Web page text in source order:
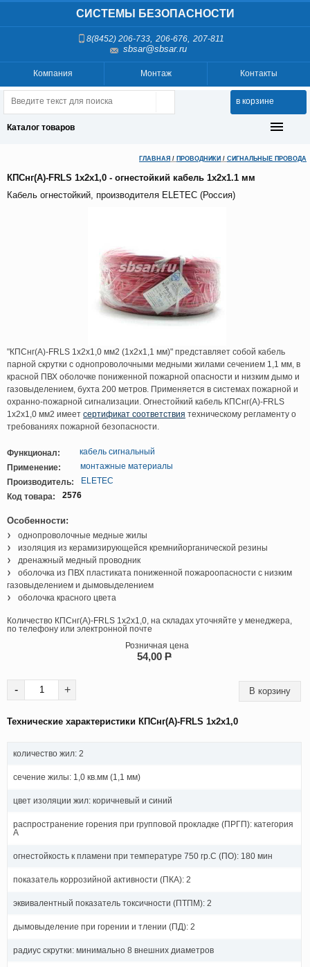
СИСТЕМЫ БЕЗОПАСНОСТИ
8(8452) 206-733, 206-676, 207-811
sbsar@sbsar.ru
Контакты
Монтаж
Компания
в корзине
Каталог товаров
ГЛАВНАЯ / ПРОВОДНИКИ / СИГНАЛЬНЫЕ ПРОВОДА
КПСнг(А)-FRLS 1х2х1,0 - огнестойкий кабель 1x2x1.1 мм
Кабель огнестойкий, производителя ELETEC (Россия)
"КПСнг(А)-FRLS 1х2х1,0 мм2 (1x2x1,1 мм)" представляет собой кабель
парной скрутки с однопроволочными медными жилами сечением 1,1 мм, в
красной ПВХ оболочке пониженной пожарной опасности и низким дымо и
газовыделением, бухта 200 метров. Применяется в системах пожарной и
охранно-пожарной сигнализации. Огнестойкий кабель КПСнг(А)-FRLS
1х2х1,0 мм2 имеет сертификат соответствия техническому регламенту о
требованиях пожарной безопасности.
Функционал:
кабель сигнальный
Применение:
монтажные материалы
Производитель:
ELETEC
Код товара:
2576
Особенности:
однопроволочные медные жилы
изоляция из керамизирующейся кремнийорганической резины
дренажный медный проводник
оболочка из ПВХ пластиката пониженной пожароопасности с низким
газовыделением и дымовыделением
оболочка красного цвета
Количество КПСнг(А)-FRLS 1х2х1,0, на складах уточняйте у менеджера,
по телефону или электронной почте
Розничная цена
54,00 P
- +
Технические характеристики КПСнг(А)-FRLS 1х2х1,0
количество жил: 2
сечение жилы: 1,0 кв.мм (1,1 мм)
цвет изоляции жил: коричневый и синий
распространение горения при групповой прокладке (ПРГП): категория
А
огнестойкость к пламени при температуре 750 гр.С (ПО): 180 мин
показатель коррозийной активности (ПКА): 2
эквивалентный показатель токсичности (ПТПМ): 2
дымовыделение при горении и тлении (ПД): 2
радиус скрутки: минимально 8 внешних диаметров